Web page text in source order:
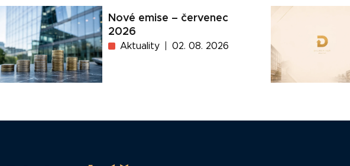
Nové emise – červenec
2026
Aktuality 02. 08. 2026